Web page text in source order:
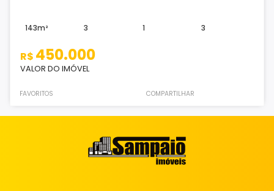
143m² 3 1 3
R$ 450.000
VALOR DO IMÓVEL
FAVORITOS COMPARTILHAR